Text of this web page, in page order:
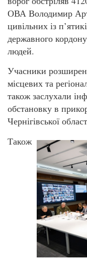
ОВА Володимир
цивільних із
державного
людей.
Учасники
місцевих та
також заслухали
обстановку в
Чернігівської
Також